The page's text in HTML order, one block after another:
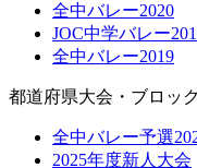
全中バレー2020
JOC中学バレー
全中バレー2019
都道府県大会・ブロッ
全中バレー予選
2025年度新人大会